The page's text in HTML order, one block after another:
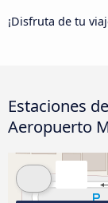
¡Disfruta de tu
Estaciones
Aeropuerto